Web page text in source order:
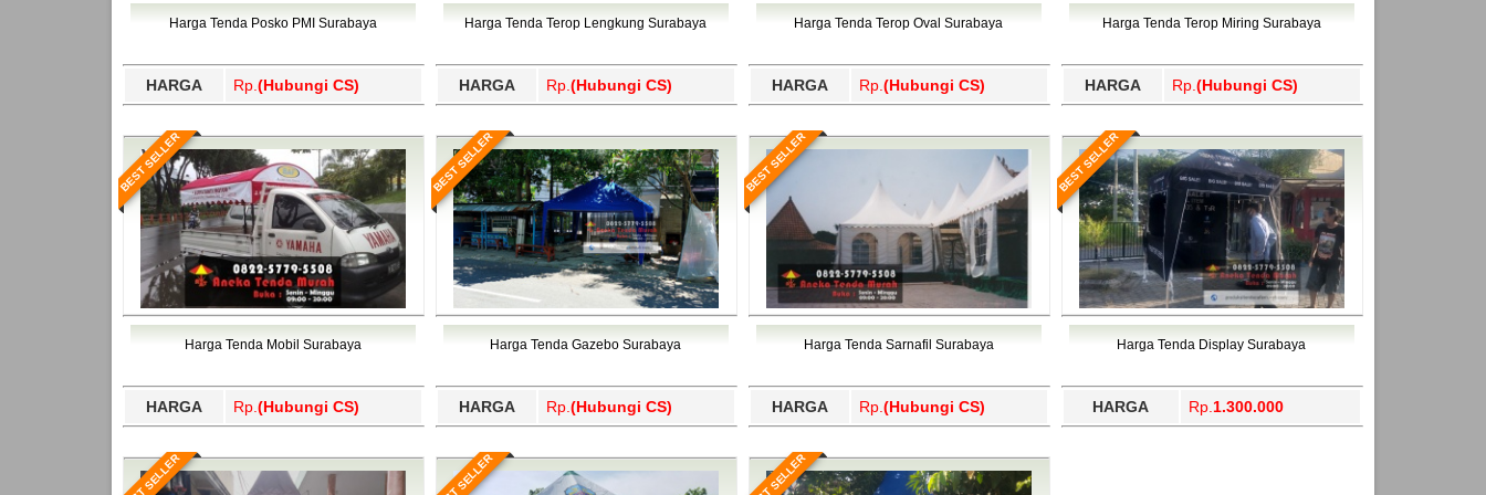
Bawang Barat, Tulangbawang, Tulungagung, Wajo, Wakatobi, Waropen, Way Kanan, Wonogiri, Wonosobo, Yahukimo, Yalimo, Yogyakarta.
Harga Tenda Posko PMI Surabaya
HARGA Rp. (Hubungi CS)
Harga Tenda Terop Lengkung Surabaya
HARGA Rp. (Hubungi CS)
Harga Tenda Terop Oval Surabaya
HARGA Rp. (Hubungi CS)
Harga Tenda Terop Miring Surabaya
HARGA Rp. (Hubungi CS)
BEST SELLER
Harga Tenda Mobil Surabaya
HARGA Rp. (Hubungi CS)
BEST SELLER
Harga Tenda Gazebo Surabaya
HARGA Rp. (Hubungi CS)
BEST SELLER
Harga Tenda Sarnafil Surabaya
HARGA Rp. (Hubungi CS)
BEST SELLER
Harga Tenda Display Surabaya
HARGA Rp. 1.300.000